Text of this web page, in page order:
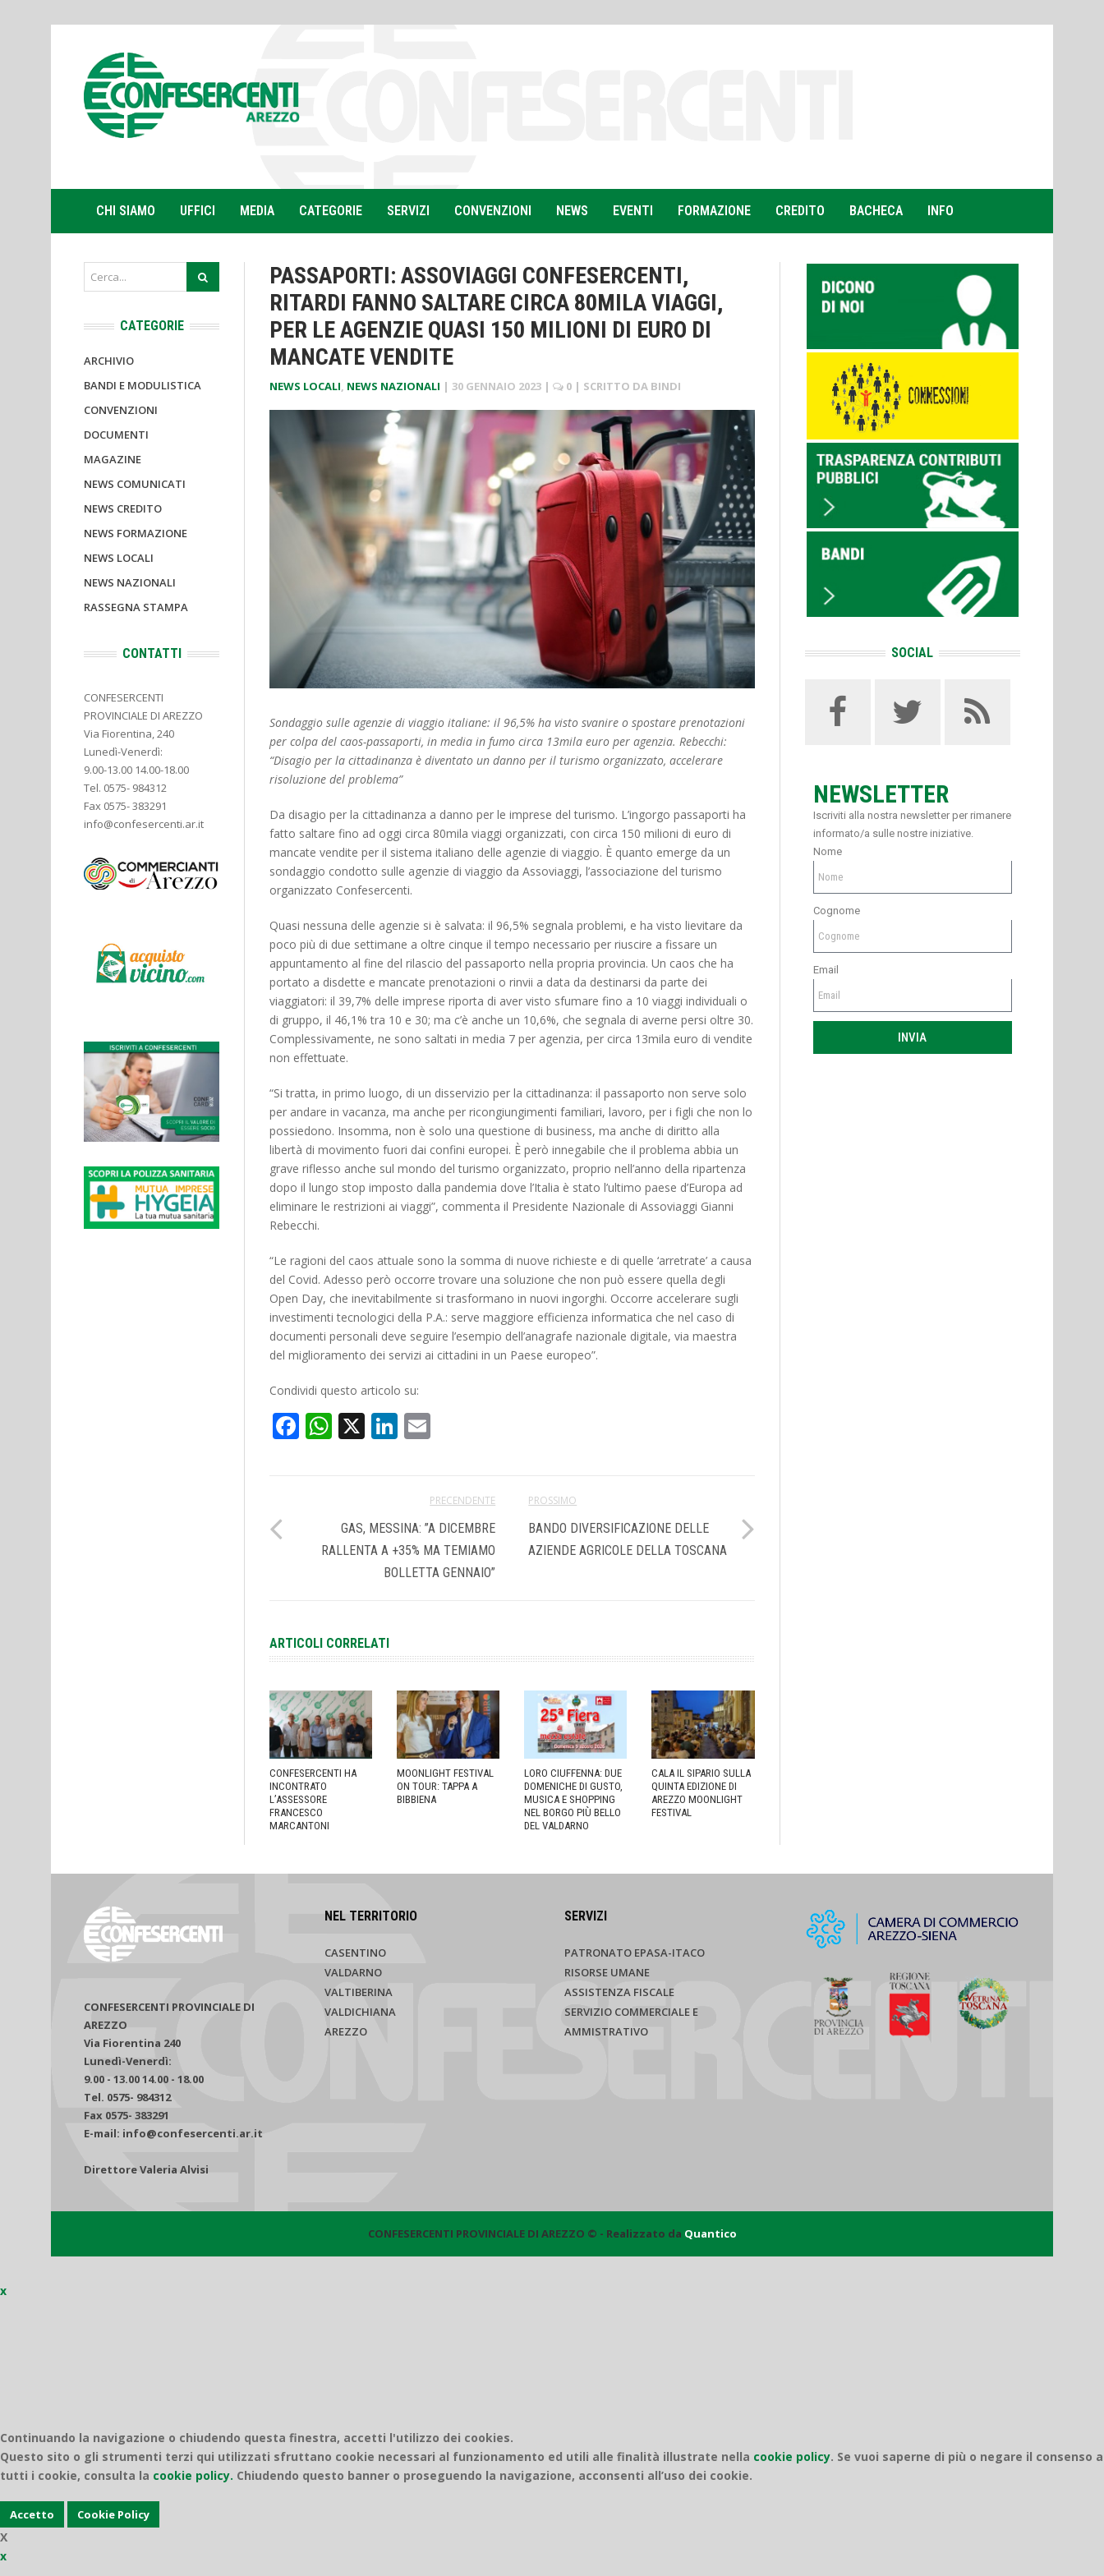
CHI SIAMO UFFICI MEDIA CATEGORIE SERVIZI CONVENZIONI NEWS EVENTI FORMAZIONE CREDITO BACHECA INFO
PASSAPORTI: ASSOVIAGGI CONFESERCENTI,
RITARDI FANNO SALTARE CIRCA 80MILA VIAGGI,
PER LE AGENZIE QUASI 150 MILIONI DI EURO DI
MANCATE VENDITE
NEWS LOCALI, NEWS NAZIONALI | 30 GENNAIO 2023 | 0 | SCRITTO DA BINDI
Sondaggio sulle agenzie di viaggio italiane: il 96,5% ha visto svanire o spostare prenotazioni
per colpa del caos-passaporti, in media in fumo circa 13mila euro per agenzia. Rebecchi:
“Disagio per la cittadinanza è diventato un danno per il turismo organizzato, accelerare
risoluzione del problema”
Da disagio per la cittadinanza a danno per le imprese del turismo. L’ingorgo passaporti ha
fatto saltare fino ad oggi circa 80mila viaggi organizzati, con circa 150 milioni di euro di
mancate vendite per il sistema italiano delle agenzie di viaggio. È quanto emerge da un
sondaggio condotto sulle agenzie di viaggio da Assoviaggi, l’associazione del turismo
organizzato Confesercenti.
Quasi nessuna delle agenzie si è salvata: il 96,5% segnala problemi, e ha visto lievitare da
poco più di due settimane a oltre cinque il tempo necessario per riuscire a fissare un
appuntamento al fine del rilascio del passaporto nella propria provincia. Un caos che ha
portato a disdette e mancate prenotazioni o rinvii a data da destinarsi da parte dei
viaggiatori: il 39,7% delle imprese riporta di aver visto sfumare fino a 10 viaggi individuali o
di gruppo, il 46,1% tra 10 e 30; ma c’è anche un 10,6%, che segnala di averne persi oltre 30.
Complessivamente, ne sono saltati in media 7 per agenzia, per circa 13mila euro di vendite
non effettuate.
“Si tratta, in primo luogo, di un disservizio per la cittadinanza: il passaporto non serve solo
per andare in vacanza, ma anche per ricongiungimenti familiari, lavoro, per i figli che non lo
possiedono. Insomma, non è solo una questione di business, ma anche di diritto alla
libertà di movimento fuori dai confini europei. È però innegabile che il problema abbia un
grave riflesso anche sul mondo del turismo organizzato, proprio nell’anno della ripartenza
dopo il lungo stop imposto dalla pandemia dove l’Italia è stato l’ultimo paese d’Europa ad
eliminare le restrizioni ai viaggi”, commenta il Presidente Nazionale di Assoviaggi Gianni
Rebecchi.
“Le ragioni del caos attuale sono la somma di nuove richieste e di quelle ‘arretrate’ a causa
del Covid. Adesso però occorre trovare una soluzione che non può essere quella degli
Open Day, che inevitabilmente si trasformano in nuovi ingorghi. Occorre accelerare sugli
investimenti tecnologici della P.A.: serve maggiore efficienza informatica che nel caso di
documenti personali deve seguire l’esempio dell’anagrafe nazionale digitale, via maestra
del miglioramento dei servizi ai cittadini in un Paese europeo”.
Condividi questo articolo su:
Facebook
WhatsApp
X LinkedIn
PRECENDENTE
GAS, MESSINA: ”A DICEMBRE
RALLENTA A +35% MA TEMIAMO
BOLLETTA GENNAIO”
PROSSIMO
BANDO DIVERSIFICAZIONE DELLE
AZIENDE AGRICOLE DELLA TOSCANA
ARTICOLI CORRELATI
CONFESERCENTI HA
INCONTRATO
L’ASSESSORE
FRANCESCO
MARCANTONI
MOONLIGHT FESTIVAL
ON TOUR: TAPPA A
BIBBIENA
LORO CIUFFENNA: DUE
DOMENICHE DI GUSTO,
MUSICA E SHOPPING
NEL BORGO PIÙ BELLO
DEL VALDARNO
CALA IL SIPARIO SULLA
QUINTA EDIZIONE DI
AREZZO MOONLIGHT
FESTIVAL
CATEGORIE
ARCHIVIO
BANDI E MODULISTICA
CONVENZIONI
DOCUMENTI
MAGAZINE
NEWS COMUNICATI
NEWS CREDITO
NEWS FORMAZIONE
NEWS LOCALI
NEWS NAZIONALI
RASSEGNA STAMPA
CONTATTI
CONFESERCENTI
PROVINCIALE DI AREZZO
Via Fiorentina, 240
Lunedì-Venerdì:
9.00-13.00 14.00-18.00
Tel. 0575- 984312
Fax 0575- 383291
info@confesercenti.ar.it
SOCIAL
NEWSLETTER
Iscriviti alla nostra newsletter per rimanere
informato/a sulle nostre iniziative.
Nome
Cognome
Email
INVIA
CONFESERCENTI PROVINCIALE DI
AREZZO
Via Fiorentina 240
Lunedì-Venerdì:
9.00 - 13.00 14.00 - 18.00
Tel. 0575- 984312
Fax 0575- 383291
E-mail: info@confesercenti.ar.it
Direttore Valeria Alvisi
NEL TERRITORIO
CASENTINO
VALDARNO
VALTIBERINA
VALDICHIANA
AREZZO
SERVIZI
PATRONATO EPASA-ITACO
RISORSE UMANE
ASSISTENZA FISCALE
SERVIZIO COMMERCIALE E
AMMISTRATIVO
CONFESERCENTI PROVINCIALE DI AREZZO © - Realizzato da Quantico
x
Continuando la navigazione o chiudendo questa finestra, accetti l'utilizzo dei cookies.
Questo sito o gli strumenti terzi qui utilizzati sfruttano cookie necessari al funzionamento ed utili alle finalità illustrate nella cookie policy. Se vuoi saperne di più o negare il consenso a
tutti i cookie, consulta la cookie policy. Chiudendo questo banner o proseguendo la navigazione, acconsenti all’uso dei cookie.
Accetto Cookie Policy
X
x